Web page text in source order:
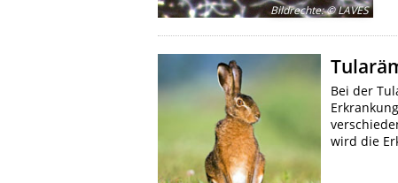
Bildrechte:© LAVES
Bei der
wird die